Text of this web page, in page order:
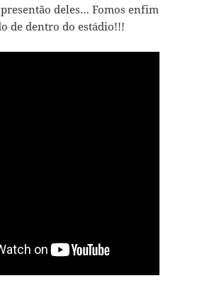
deles… Fomos enfim
de dentro do estádio!!!